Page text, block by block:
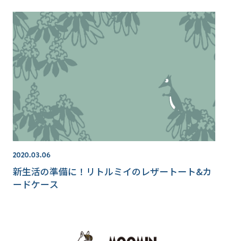
2020.03.06
新生活の準備に！リトルミイのレザートート&カ
ードケース